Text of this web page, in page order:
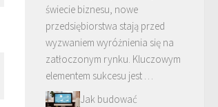
świecie biznesu, nowe
przedsiębiorstwa stają przed
wyzwaniem wyróżnienia się na
zatłoczonym rynku. Kluczowym
elementem sukcesu jest …
Jak budować